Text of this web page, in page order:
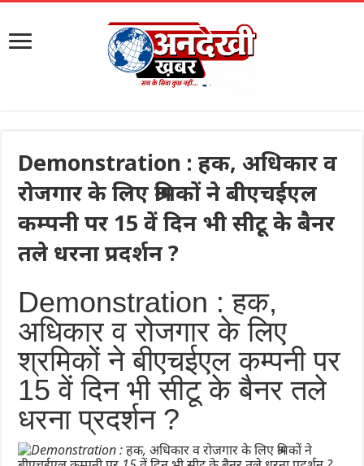
Demonstration : हक, अधिकार व
रोजगार के लिए श्रमिकों ने बीएचईएल
कम्पनी पर 15 वें दिन भी सीटू के बैनर
तले धरना प्रदर्शन ?
Demonstration : हक,
अधिकार व रोजगार के लिए
श्रमिकों ने बीएचईएल कम्पनी पर
15 वें दिन भी सीटू के बैनर तले
धरना प्रदर्शन ?